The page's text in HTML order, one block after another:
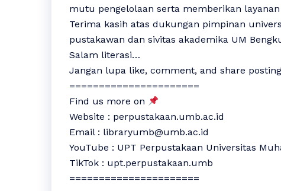
mutu pengelolaan serta memberikan
Terima kasih atas dukungan pimpinan
pustakawan dan sivitas akademika UM
Salam literasi…
Jangan lupa like, comment, and share
======================
Find us more on
Website : perpustakaan.umb.ac.id
Email : libraryumb@umb.ac.id
YouTube : UPT Perpustakaan Universitas
TikTok : upt.perpustakaan.umb
======================